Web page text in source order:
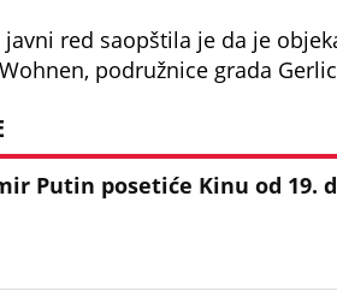
javni red saopštila je da je
podružnice grada
Putin posetiće Kinu od 19.